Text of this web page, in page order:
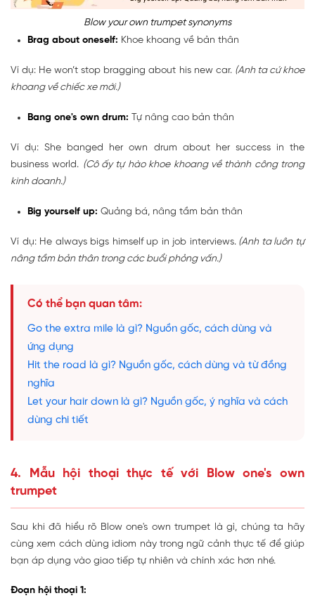
Blow your own trumpet synonyms
Brag about oneself: Khoe khoang về bản thân
Ví dụ: He won’t stop bragging about his new car. (Anh ta cứ khoe
khoang về chiếc xe mới.)
Bang one's own drum: Tự nâng cao bản thân
Ví dụ: She banged her own drum about her success in the
business world. (Cô ấy tự hào khoe khoang về thành công trong
kinh doanh.)
Big yourself up: Quảng bá, nâng tầm bản thân
Ví dụ: He always bigs himself up in job interviews.(Anh ta luôn tự
nâng tầm bản thân trong các buổi phỏng vấn.)
Có thể bạn quan tâm:
Go the extra mile là gì? Nguồn gốc, cách dùng và
ứng dụng
Hit the road là gì? Nguồn gốc, cách dùng và từ đồng
nghĩa
Let your hair down là gì? Nguồn gốc, ý nghĩa và cách
dùng chi tiết
4. Mẫu hội thoại thực tế với Blow one's own
trumpet
Sau khi đã hiểu rõ Blow one's own trumpet là gì, chúng ta hãy
cùng xem cách dùng idiom này trong ngữ cảnh thực tế để giúp
bạn áp dụng vào giao tiếp tự nhiên và chính xác hơn nhé.
Đoạn hội thoại 1: